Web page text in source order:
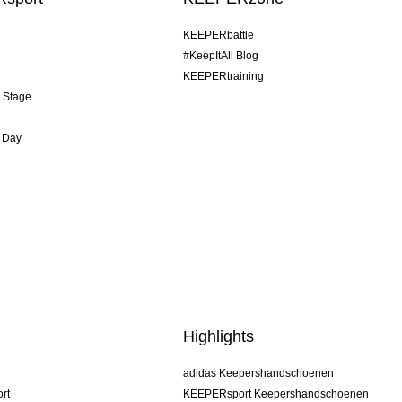
Stage
KEEPERbattle
#KeepItAll Blog
KEEPERtraining
Highlights
adidas Keepershandschoenen
KEEPERsport Keepershandschoenen